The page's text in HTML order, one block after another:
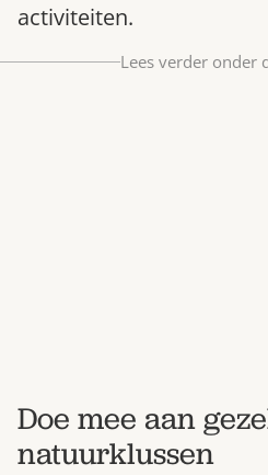
activiteiten.
Lees verder onder
Doe mee aan
natuurklussen